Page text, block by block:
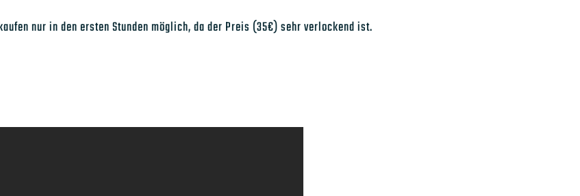
nur in den ersten Stunden möglich, da der Preis (35€) sehr verlockend ist.